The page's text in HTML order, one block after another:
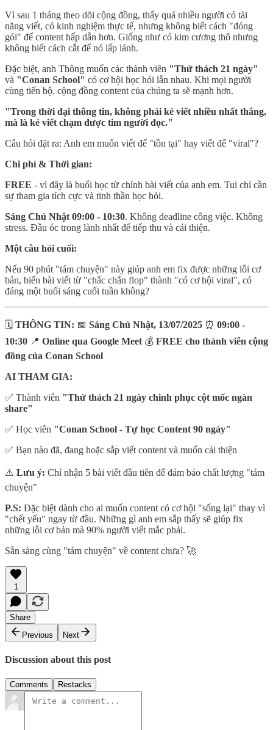
Vì sau 1 tháng theo dõi cộng đồng, thấy quá nhiều người có tài
năng viết, có kinh nghiệm thực tế, nhưng không biết cách "đóng
gói" để content hấp dẫn hơn. Giống như có kim cương thô nhưng
không biết cách cắt để nó lấp lánh.
Đặc biệt, anh Thông muốn các thành viên "Thử thách 21 ngày"
và "Conan School" có cơ hội học hỏi lẫn nhau. Khi mọi người
cùng tiến bộ, cộng đồng content của chúng ta sẽ mạnh hơn.
"Trong thời đại thông tin, không phải kẻ viết nhiều nhất thắng,
mà là kẻ viết chạm được tim người đọc."
Câu hỏi đặt ra: Anh em muốn viết để "tồn tại" hay viết để "viral"?
Chi phí & Thời gian:
FREE - vì đây là buổi học từ chính bài viết của anh em. Tui chỉ cần
sự tham gia tích cực và tinh thần học hỏi.
Sáng Chủ Nhật 09:00 - 10:30. Không deadline công việc. Không
stress. Đầu óc trong lành nhất để tiếp thu và cải thiện.
Một câu hỏi cuối:
Nếu 90 phút "tám chuyện" này giúp anh em fix được những lỗi cơ
bản, biến bài viết từ "chắc chắn flop" thành "có cơ hội viral", có
đáng một buổi sáng cuối tuần không?
🗓️ THÔNG TIN: 📅 Sáng Chủ Nhật, 13/07/2025 ⏰ 09:00 -
10:30 📍 Online qua Google Meet 💰 FREE cho thành viên cộng
đồng của Conan School
AI THAM GIA:
✅ Thành viên "Thử thách 21 ngày chinh phục cột mốc ngàn
share"
✅ Học viên "Conan School - Tự học Content 90 ngày"
✅ Bạn nào đã, đang hoặc sắp viết content và muốn cải thiện
⚠️ Lưu ý: Chỉ nhận 5 bài viết đầu tiên để đảm bảo chất lượng "tám
chuyện"
P.S: Đặc biệt dành cho ai muốn content có cơ hội "sống lại" thay vì
"chết yểu" ngay từ đầu. Những gì anh em sắp thấy sẽ giúp fix
những lỗi cơ bản mà 90% người viết mắc phải.
Sẵn sàng cùng "tám chuyện" về content chưa? 🚀
1
Share
Previous
Next
Discussion about this post
Comments Restacks